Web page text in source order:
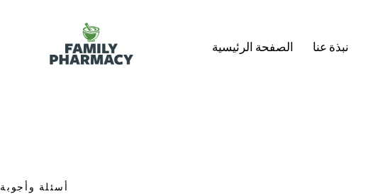
الصفحة الرئيسية نبذة عنا
أسئلة وأجوبة